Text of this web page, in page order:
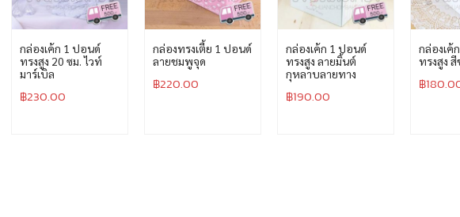
กล่องเค้ก 1 ปอนด์
ทรงสูง 20 ซม. ไวท์
มาร์เบิล
฿230.00
กล่องทรงเตี้ย 1 ปอนด์
ลายชมพูจุด
฿220.00
กล่องเค้ก 1 ปอนด์
ทรงสูง ลายมิ้นต์
กุหลาบลายทาง
฿190.00
กล่องเค้
ทรงสูง สี
฿